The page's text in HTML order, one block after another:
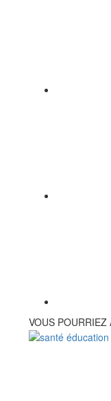
VOUS POURRIEZ